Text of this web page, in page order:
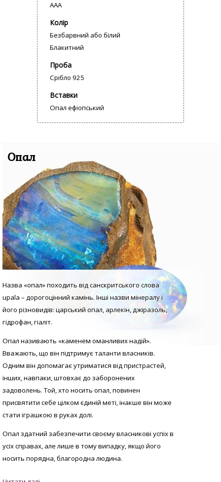
AAA
Колір
Безбарвний або білий
Блакитний
Проба
Срібло 925
Вставки
Опал ефіопський
Опал
Назва «опал» походить від санскритського слова
upala – дорогоцінний камінь. Інші назви мінералу і
його різновидів: царський опал, арлекін, джіразоль,
гідрофан, гіаліт.
Опал називають «каменем оманливих надій».
Вважають, що він підтримує таланти власників.
Одним він допомагає утриматися від пристрастей,
інших, навпаки, штовхає до заборонених
задоволень. Той, хто носить опал, повинен
присвятити себе цілком єдиній меті, інакше він може
стати іграшкою в руках долі.
Опал здатний забезпечити своєму власникові успіх в
усіх справах, але лише в тому випадку, якщо його
носить порядна, благородна людина.